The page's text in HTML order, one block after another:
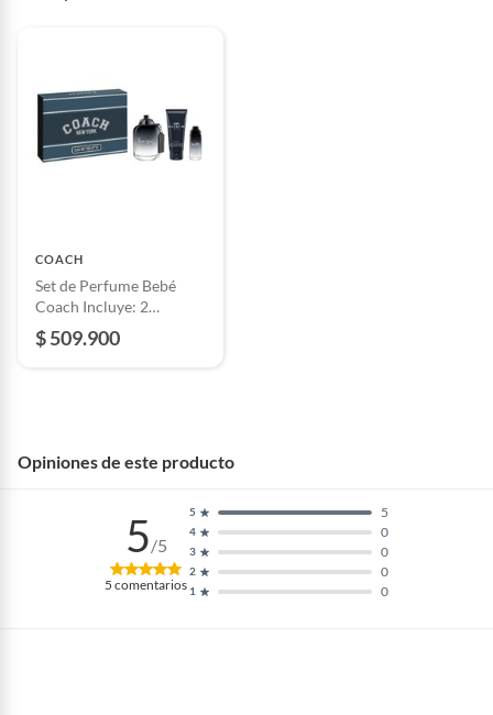
COACH
Set de Perfume Bebé
Coach Incluye: 2
productos
$ 509.900
Opiniones de este producto
5/5
5 comentarios 1 0
2 0
3 0
4 0
5 5